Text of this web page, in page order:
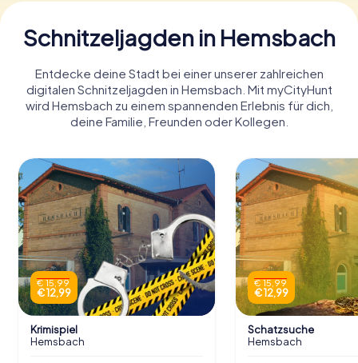
Schnitzeljagden in Hemsbach
Entdecke deine Stadt bei einer unserer zahlreichen
digitalen Schnitzeljagden in Hemsbach. Mit myCityHunt
wird Hemsbach zu einem spannenden Erlebnis für dich,
deine Familie, Freunden oder Kollegen.
€ 15,99
€ 12,99
Krimispiel
Hemsbach
€ 15,99
€ 12,99
Schatzsuche
Hemsbach